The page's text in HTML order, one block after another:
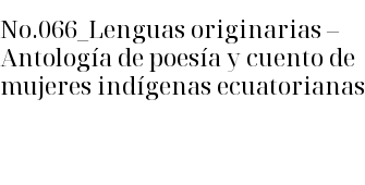
No.066_Lenguas originarias –
Antología de poesía y cuento de
mujeres indígenas ecuatorianas